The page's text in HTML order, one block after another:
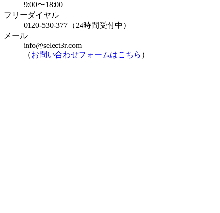
9:00〜18:00
フリーダイヤル
0120-530-377（24時間受付中）
メール
info@select3r.com
（お問い合わせフォームはこちら ）